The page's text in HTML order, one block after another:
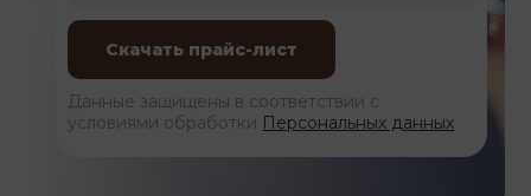
Данные защищены в соответствии с
условиями обработки Персональных данных